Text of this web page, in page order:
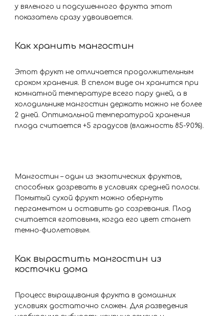
у вяленого и подсушенного фрукта этот
показатель сразу удваивается.
Как хранить мангостин
Этот фрукт не отличается продолжительным
сроком хранения. В спелом виде он хранится при
комнатной температуре всего пару дней, а в
холодильнике мангостин держать можно не более
2 дней. Оптимальной температурой хранения
плода считается +5 градусов (влажность 85-90%).
Мангостин – один из экзотических фруктов,
способных дозревать в условиях средней полосы.
Помытый сухой фрукт можно обернуть
пергаментом и оставить до созревания. Плод
считается «готовым», когда его цвет станет
темно-фиолетовым.
Как вырастить мангостин из
косточки дома
Процесс выращивания фрукта в домашних
условиях достаточно сложен. Для разведения